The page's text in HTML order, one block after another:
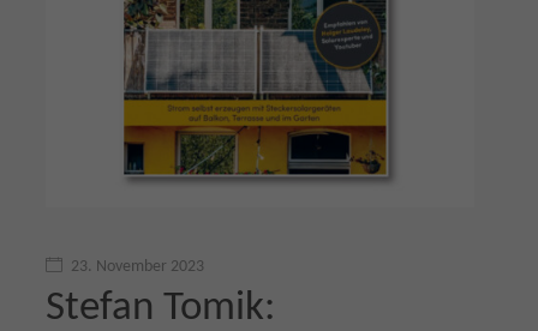
23. November 2023
Stefan Tomik: